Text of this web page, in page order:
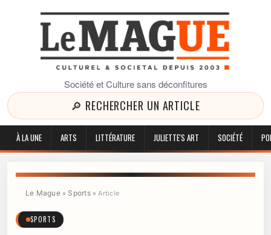
Société et Culture sans déconfitures
🔎 RECHERCHER UN ARTICLE
À LA UNE ARTS LITTÉRATURE JULIETTE'S ART SOCIÉTÉ
Le Mague» Sports»Article
SPORTS